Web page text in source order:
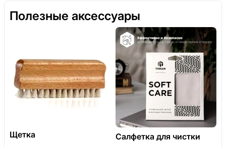
Полезные аксессуары
Щетка Салфетка для чистки